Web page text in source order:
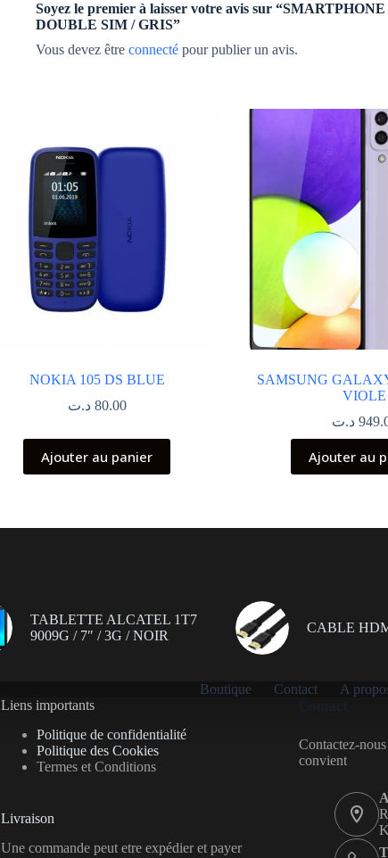
Soyez le premier à laisser votre avis sur
DOUBLE SIM / GRIS”
Vous devez être connectépour publier un avis.
NOKIA 105 DS BLUE
80.00 د.ت
Ajouter au panier
SAMSUNG
VIOLE
د.ت
Ajouter au
TABLETTE ALCATEL 1T7
9009G / 7″ / 3G / NOIR
CABLE
Boutique Contact A
Liens importants
Politique de confidentialité
Politique des Cookies
Termes et Conditions
Livraison
Une commande peut etre expédier et payer
Contact
Contactez-
convient